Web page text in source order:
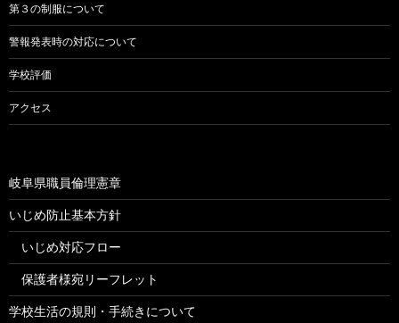
第３の制服について
警報発表時の対応について
学校評価
アクセス
岐阜県職員倫理憲章
いじめ防止基本方針
いじめ対応フロー
保護者様宛リーフレット
学校生活の規則・手続きについて